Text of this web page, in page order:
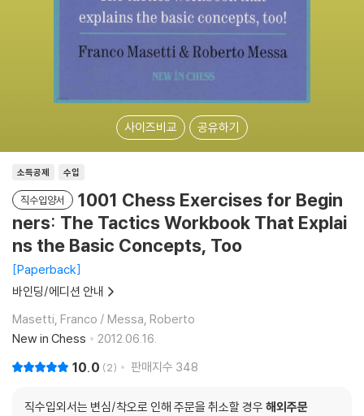
사이즈비교 공유하기
소득공제 수입
직수입양서
1001 Chess Exercises for Begin
ners: The Tactics Workbook That Explai
ns the Basic Concepts, Too
Paperback
바인딩/에디션 안내
Masetti, Franco / Messa, Roberto
New in Chess
2012.06.16.
10.0 2 판매지수 348
직수입외서는 변심/착오로 인해 주문을 취소할 경우 해외주문